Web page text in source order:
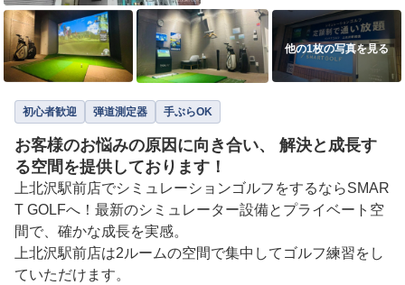
他の1枚の写真を見る
初心者歓迎 弾道測定器 手ぶらOK
お客様のお悩みの原因に向き合い、 解決と成長す
る空間を提供しております！
上北沢駅前店でシミュレーションゴルフをするならSMAR
T GOLFへ！最新のシミュレーター設備とプライベート空
間で、確かな成長を実感。
上北沢駅前店は2ルームの空間で集中してゴルフ練習をし
ていただけます。